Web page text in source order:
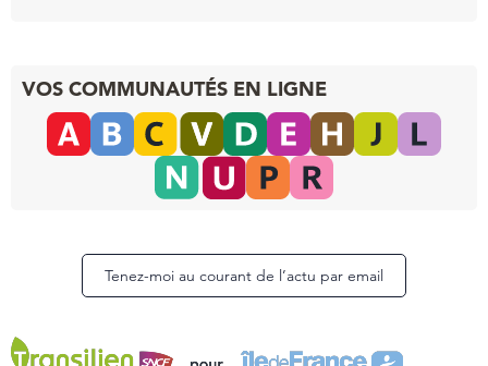
VOS COMMUNAUTÉS EN LIGNE
Tenez-moi au courant de l’actu par email